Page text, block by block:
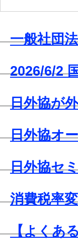
一般社団
2026/6/2
日外協が
日外協オ
日外協セ
消費税率
【よくあ